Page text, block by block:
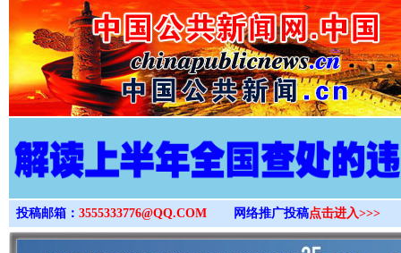
>
投稿邮箱： 3555333776@QQ.COM 网络推广投稿点击进入>>>